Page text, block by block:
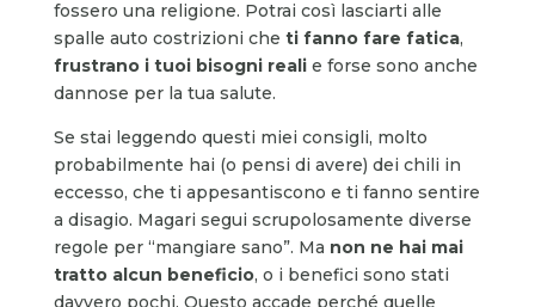
fossero una religione. Potrai così lasciarti alle
spalle auto costrizioni che ti fanno fare fatica,
frustrano i tuoi bisogni reali e forse sono anche
dannose per la tua salute.
Se stai leggendo questi miei consigli, molto
probabilmente hai (o pensi di avere) dei chili in
eccesso, che ti appesantiscono e ti fanno sentire
a disagio. Magari segui scrupolosamente diverse
regole per “mangiare sano”. Ma non ne hai mai
tratto alcun beneficio, o i benefici sono stati
davvero pochi. Questo accade perché quelle